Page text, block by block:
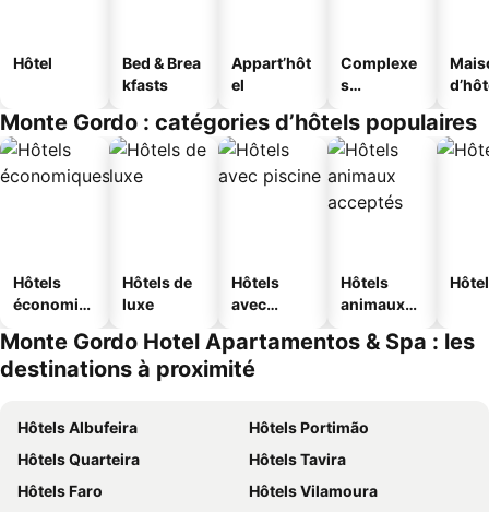
Hôtel
Bed & Brea
kfasts
Appart’hôt
el
Complexe
s
s
Monte Gordo : catégories d’hôtels populaires
Hôtels
économiq
Hôtels de
luxe
Hôtels
avec
Hôtels
animaux
Monte Gordo Hotel Apartamentos & Spa : les
destinations à proximité
Hôtels Albufeira
Hôtels Portimão
Hôtels Quarteira
Hôtels Tavira
Hôtels Faro
Hôtels Vilamoura